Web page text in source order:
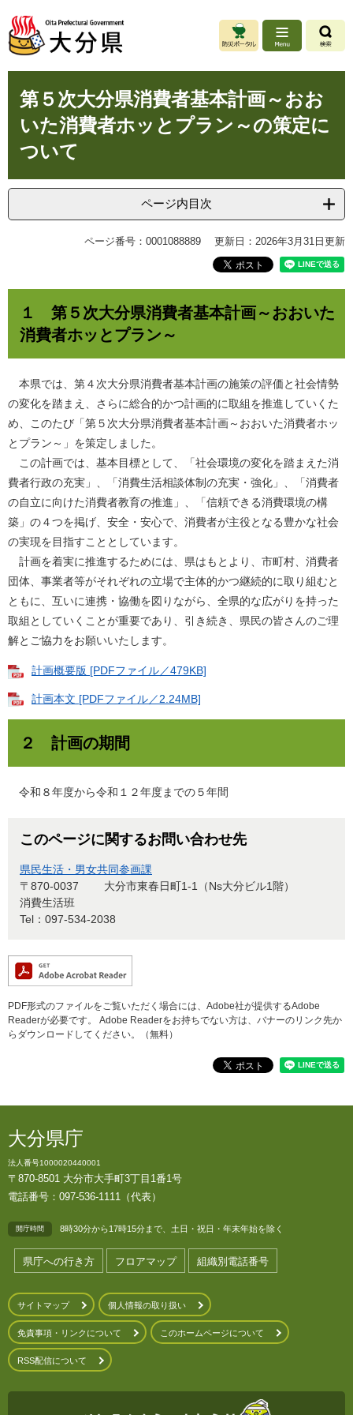
ジ
先
ュ
を
へ
第５次大分県消費者基本計画～おお
いた消費者ホッとプラン～の策定に
ついて
ページ内目次
ページ番号：0001088889 更新日：2026年3月31日更新
１ 第５次大分県消費者基本計画～おおいた
消費者ホッとプラン～
本県では、第４次大分県消費者基本計画の施策の評価と社会情勢
の変化を踏まえ、さらに総合的かつ計画的に取組を推進していくた
め、このたび「第５次大分県消費者基本計画～おおいた消費者ホッ
とプラン～」を策定しました。
この計画では、基本目標として、「社会環境の変化を踏まえた消
費者行政の充実」、「消費生活相談体制の充実・強化」、「消費者
の自立に向けた消費者教育の推進」、「信頼できる消費環境の構
築」の４つを掲げ、安全・安心で、消費者が主役となる豊かな社会
の実現を目指すこととしています。
計画を着実に推進するためには、県はもとより、市町村、消費者
団体、事業者等がそれぞれの立場で主体的かつ継続的に取り組むと
ともに、互いに連携・協働を図りながら、全県的な広がりを持った
取組としていくことが重要であり、引き続き、県民の皆さんのご理
解とご協力をお願いいたします。
計画概要版 [PDFファイル／479KB]
計画本文 [PDFファイル／2.24MB]
２ 計画の期間
令和８年度から令和１２年度までの５年間
このページに関するお問い合わせ先
県民生活・男女共同参画課
〒870-0037
大分市東春日町1-1（Ns大分ビル1階）
消費生活班
Tel：097-534-2038
PDF形式のファイルをご覧いただく場合には、Adobe社が提供するAdobe
Readerが必要です。
Adobe Readerをお持ちでない方は、バナーのリンク先か
らダウンロードしてください。（無料）
大分県庁
法人番号1000020440001
〒870-8501 大分市大手町3丁目1番1号
電話番号：097-536-1111（代表）
開庁時間 8時30分から17時15分まで、土日・祝日・年末年始を除く
県庁への行き方 フロアマップ 組織別電話番号
サイトマップ 個人情報の取り扱い
免責事項・リンクについて このホームページについて
RSS配信について